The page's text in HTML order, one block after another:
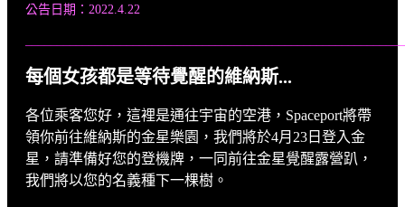
公告日期：2022.4.22
每個女孩都是等待覺醒的維納斯...
各位乘客您好，這裡是通往宇宙的空港，Spaceport將帶
領你前往維納斯的金星樂園，我們將於4月23日登入金
星，請準備好您的登機牌，一同前往金星覺醒露營趴，
我們將以您的名義種下一棵樹。